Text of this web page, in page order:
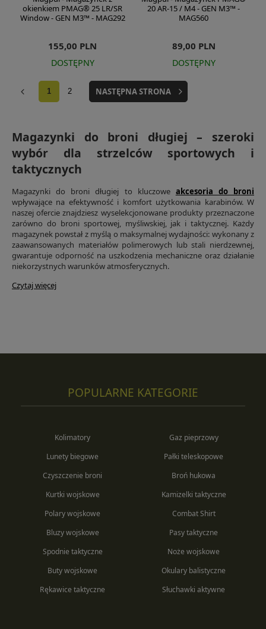
okienkiem PMAG® 25 LR/SR
Window - GEN M3™ - MAG292
155,00 PLN
DOSTĘPNY
20 AR-15 / M4 - GEN M3™ -
MAG560
89,00 PLN
DOSTĘPNY
1 2 NASTĘPNA STRONA
Magazynki do broni długiej – szeroki
wybór dla strzelców sportowych i
taktycznych
Magazynki do broni długiej to kluczowe akcesoria do broni
wpływające na efektywność i komfort użytkowania karabinów. W
naszej ofercie znajdziesz wyselekcjonowane produkty przeznaczone
zarówno do broni sportowej, myśliwskiej, jak i taktycznej. Każdy
magazynek powstał z myślą o maksymalnej wydajności: wykonany z
zaawansowanych materiałów polimerowych lub stali nierdzewnej,
gwarantuje odporność na uszkodzenia mechaniczne oraz działanie
niekorzystnych warunków atmosferycznych.
Czytaj więcej
POPULARNE KATEGORIE
Kolimatory
Lunety biegowe
Czyszczenie broni
Gaz pieprzowy
Pałki teleskopowe
Broń hukowa
Kurtki wojskowe
Polary wojskowe
Bluzy wojskowe
Kamizelki taktyczne
Combat Shirt
Pasy taktyczne
Spodnie taktyczne
Buty wojskowe
Rękawice taktyczne
Noże wojskowe
Okulary balistyczne
Słuchawki aktywne